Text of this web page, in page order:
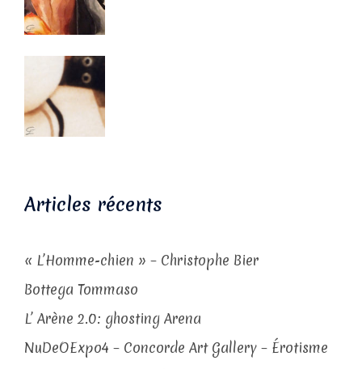
Articles récents
« L’Homme-chien » – Christophe Bier
Bottega Tommaso
L’ Arène 2.0: ghosting Arena
NuDeOExpo4 – Concorde Art Gallery – Érotisme